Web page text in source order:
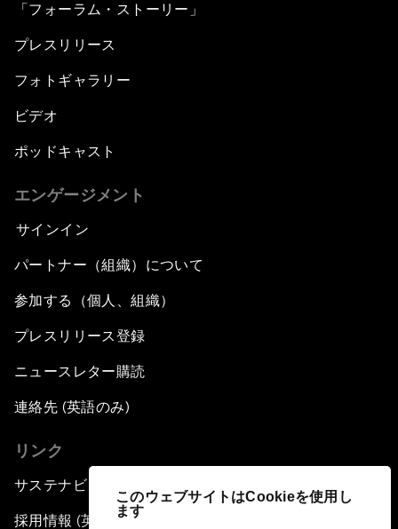
このウェブサイトはCookieを使用し
ます
「フォーラム・ストーリー」
プレスリリース
フォトギャラリー
ビデオ
ポッドキャスト
エンゲージメント
サインイン
パートナー（組織）について
参加する（個人、組織）
プレスリリース登録
ニュースレター購読
連絡先 (英語のみ)
リンク
サステナビリティへの取り組み
採用情報 (英語のみ)